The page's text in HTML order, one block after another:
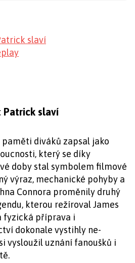
slaví
Patrick slaví
diváků zapsal jako
který se díky
doby stal symbolem filmové
výraz, mechanické pohyby a
Connora proměnily druhý
kterou režíroval James
fyzická příprava i
dokonale vystihly ne-
vysloužil uznání fanoušků i